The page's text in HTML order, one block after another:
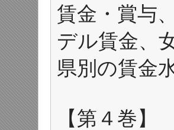
賃金・賞与
デル賃金、
県別の賃金
【第４巻】